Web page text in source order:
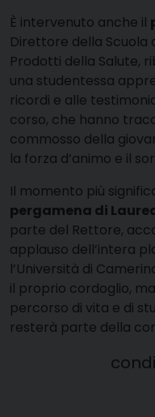
È intervenuto anche il
Direttore della Scuola
Prodotti della Salute,
una studentessa
ricordi e alle
corso, che hanno
commosso della
la forza d’animo e il
Il momento più
pergamena di
parte del Rettore,
applauso dell’intera
l’Università di
il proprio cordoglio,
percorso di vita e di
resterà parte della